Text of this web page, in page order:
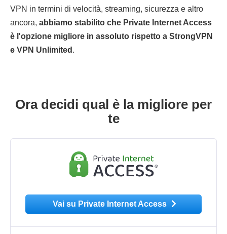
VPN in termini di velocità, streaming, sicurezza e altro
ancora, abbiamo stabilito che Private Internet Access
è l'opzione migliore in assoluto rispetto a StrongVPN
e VPN Unlimited .
Ora decidi qual è la migliore per
te
Vai su Private Internet Access